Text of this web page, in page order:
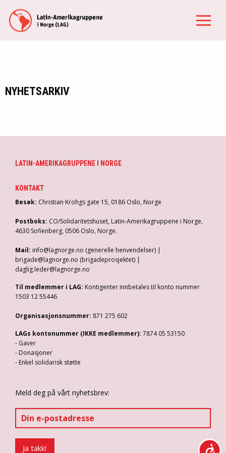
NYHETSARKIV
LATIN-AMERIKAGRUPPENE I NORGE
KONTAKT
Besøk: Christian Krohgs gate 15, 0186 Oslo, Norge
Postboks: CO/Solidaritetshuset, Latin-Amerikagruppene i Norge,
4630 Sofienberg, 0506 Oslo, Norge.
Mail: info@lagnorge.no (generelle henvendelser) |
brigade@lagnorge.no (brigadeprosjektet) |
daglig.leder@lagnorge.no
Til medlemmer i LAG: Kontigenter innbetales til konto nummer
1503 12 55446
Organisasjonsnummer: 871 275 602
LAGs kontonummer (IKKE medlemmer): 7874 05 53150
- Gaver
- Donasjoner
- Enkel solidarisk støtte
Meld deg på vårt nyhetsbrev: